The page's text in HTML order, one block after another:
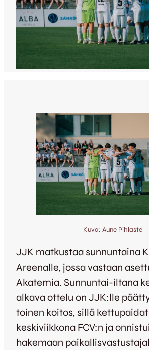
Kuva: Aune Pihlaste
JJK matkustaa sunnuntaina
Areenalle, jossa vastaan
Akatemia. Sunnuntai-iltana
alkava ottelu on JJK:lle
toinen koitos, sillä
keskiviikkona FCV:n ja
hakemaan